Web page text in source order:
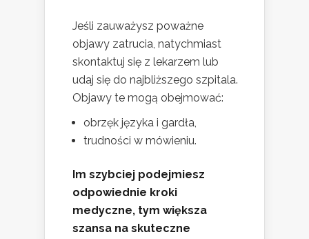
Jeśli zauważysz poważne
objawy zatrucia, natychmiast
skontaktuj się z lekarzem lub
udaj się do najbliższego szpitala.
Objawy te mogą obejmować:
obrzęk języka i gardła,
trudności w mówieniu.
Im szybciej podejmiesz
odpowiednie kroki
medyczne, tym większa
szansa na skuteczne